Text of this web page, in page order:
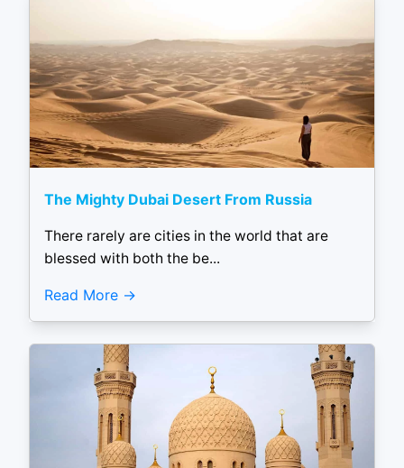
The Mighty Dubai Desert From Russia
There rarely are cities in the world that are
blessed with both the be...
Read More